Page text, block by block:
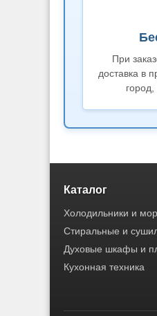
При
доставка в
Каталог
Холодильники и
Стиральные и
Духовые шкафы и
Кухонная техника